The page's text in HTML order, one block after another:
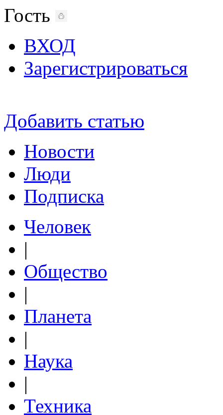
Гость
ВХОД
Зарегистрироваться
Добавить статью
Новости
Люди
Подписка
Человек
|
Общество
|
Планета
|
Наука
|
Техника